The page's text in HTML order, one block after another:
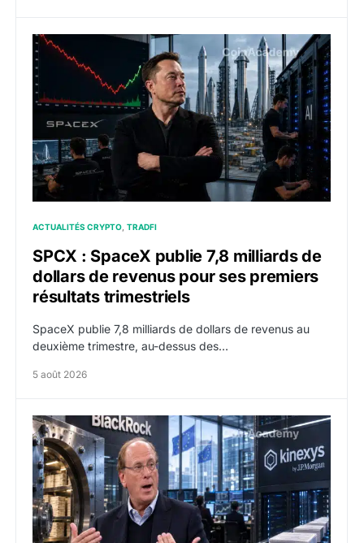
SPCX : SpaceX publie 7,8 milliards de dollars de
ACTUALITÉS CRYPTO TRADFI
SPCX : SpaceX publie 7,8 milliards de
dollars de revenus pour ses premiers
résultats trimestriels
SpaceX publie 7,8 milliards de dollars de revenus au
deuxième trimestre, au-dessus des…
5 août 2026
BlackRock tokenise 311 milliards de dollars de fonds